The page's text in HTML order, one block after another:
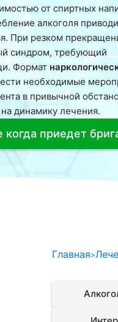
от спиртных
алкоголя
При резком
синдром, требующий
Формат
необходимые
в привычной
динамику лечения.
когда приедет
Главная